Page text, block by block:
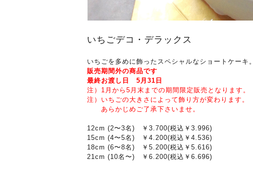
いちごデコ・デラックス
いちごを多めに飾ったスペシャルなショートケーキ。
販売期間外の商品です
最終お渡し日 5月31日
注）1月から5月末までの期間限定販売となります。
注）いちごの大きさによって飾り方が変わります。
あらかじめご了承下さいませ。
12cm (2〜3名) ￥3.700(税込￥3.996)
15cm (4〜5名) ￥4.200(税込￥4.536)
18cm (6〜8名) ￥5.200(税込￥5.616)
21cm (10名〜) ￥6.200(税込￥6.696)